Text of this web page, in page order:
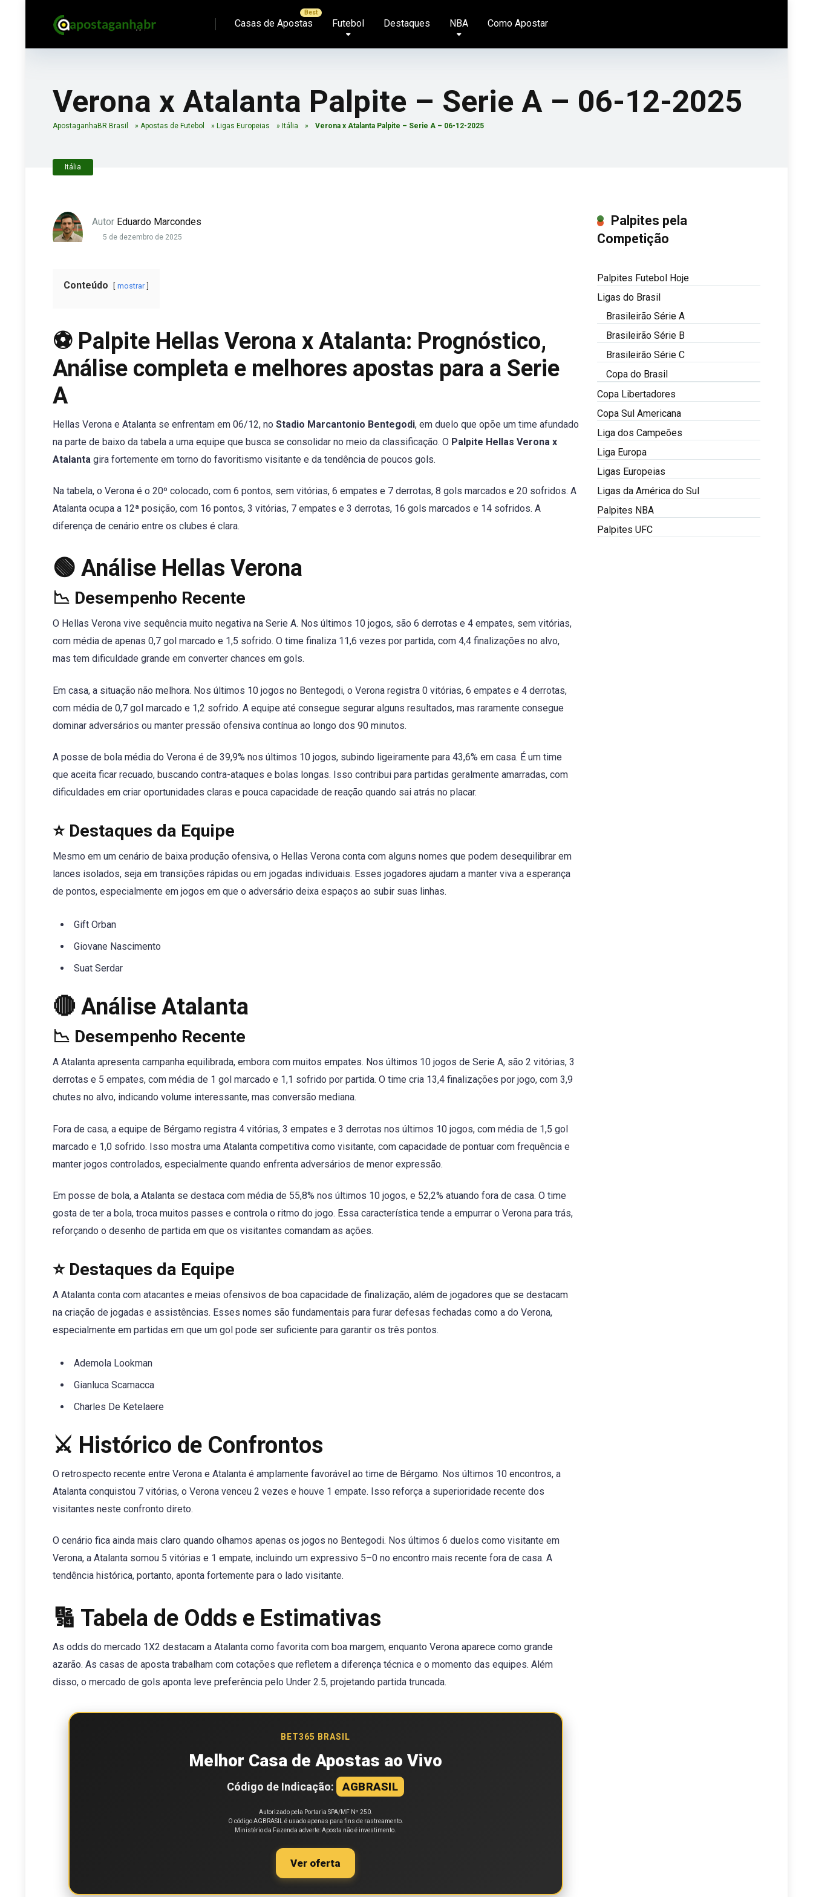
Casas de Apostas Futebol Destaques NBA Como Apostar
Verona x Atalanta Palpite – Serie A – 06-12-2025
ApostaganhaBR Brasil » Apostas de Futebol » Ligas Europeias » Itália » Verona x Atalanta Palpite – Serie A – 06-12-2025
Itália
Autor Eduardo Marcondes
5 de dezembro de 2025
Conteúdo mostrar
⚽ Palpite Hellas Verona x Atalanta: Prognóstico,
Análise completa e melhores apostas para a Serie
A
Hellas Verona e Atalanta se enfrentam em 06/12, no Stadio Marcantonio Bentegodi, em duelo que opõe um time afundado
na parte de baixo da tabela a uma equipe que busca se consolidar no meio da classificação. O Palpite Hellas Verona x
Atalanta gira fortemente em torno do favoritismo visitante e da tendência de poucos gols.
Na tabela, o Verona é o 20º colocado, com 6 pontos, sem vitórias, 6 empates e 7 derrotas, 8 gols marcados e 20 sofridos. A
Atalanta ocupa a 12ª posição, com 16 pontos, 3 vitórias, 7 empates e 3 derrotas, 16 gols marcados e 14 sofridos. A
diferença de cenário entre os clubes é clara.
🟢 Análise Hellas Verona
📉 Desempenho Recente
O Hellas Verona vive sequência muito negativa na Serie A. Nos últimos 10 jogos, são 6 derrotas e 4 empates, sem vitórias,
com média de apenas 0,7 gol marcado e 1,5 sofrido. O time finaliza 11,6 vezes por partida, com 4,4 finalizações no alvo,
mas tem dificuldade grande em converter chances em gols.
Em casa, a situação não melhora. Nos últimos 10 jogos no Bentegodi, o Verona registra 0 vitórias, 6 empates e 4 derrotas,
com média de 0,7 gol marcado e 1,2 sofrido. A equipe até consegue segurar alguns resultados, mas raramente consegue
dominar adversários ou manter pressão ofensiva contínua ao longo dos 90 minutos.
A posse de bola média do Verona é de 39,9% nos últimos 10 jogos, subindo ligeiramente para 43,6% em casa. É um time
que aceita ficar recuado, buscando contra-ataques e bolas longas. Isso contribui para partidas geralmente amarradas, com
dificuldades em criar oportunidades claras e pouca capacidade de reação quando sai atrás no placar.
⭐ Destaques da Equipe
Mesmo em um cenário de baixa produção ofensiva, o Hellas Verona conta com alguns nomes que podem desequilibrar em
lances isolados, seja em transições rápidas ou em jogadas individuais. Esses jogadores ajudam a manter viva a esperança
de pontos, especialmente em jogos em que o adversário deixa espaços ao subir suas linhas.
Gift Orban
Giovane Nascimento
Suat Serdar
🔴 Análise Atalanta
📉 Desempenho Recente
A Atalanta apresenta campanha equilibrada, embora com muitos empates. Nos últimos 10 jogos de Serie A, são 2 vitórias, 3
derrotas e 5 empates, com média de 1 gol marcado e 1,1 sofrido por partida. O time cria 13,4 finalizações por jogo, com 3,9
chutes no alvo, indicando volume interessante, mas conversão mediana.
Fora de casa, a equipe de Bérgamo registra 4 vitórias, 3 empates e 3 derrotas nos últimos 10 jogos, com média de 1,5 gol
marcado e 1,0 sofrido. Isso mostra uma Atalanta competitiva como visitante, com capacidade de pontuar com frequência e
manter jogos controlados, especialmente quando enfrenta adversários de menor expressão.
Em posse de bola, a Atalanta se destaca com média de 55,8% nos últimos 10 jogos, e 52,2% atuando fora de casa. O time
gosta de ter a bola, troca muitos passes e controla o ritmo do jogo. Essa característica tende a empurrar o Verona para trás,
reforçando o desenho de partida em que os visitantes comandam as ações.
⭐ Destaques da Equipe
A Atalanta conta com atacantes e meias ofensivos de boa capacidade de finalização, além de jogadores que se destacam
na criação de jogadas e assistências. Esses nomes são fundamentais para furar defesas fechadas como a do Verona,
especialmente em partidas em que um gol pode ser suficiente para garantir os três pontos.
Ademola Lookman
Gianluca Scamacca
Charles De Ketelaere
⚔️ Histórico de Confrontos
O retrospecto recente entre Verona e Atalanta é amplamente favorável ao time de Bérgamo. Nos últimos 10 encontros, a
Atalanta conquistou 7 vitórias, o Verona venceu 2 vezes e houve 1 empate. Isso reforça a superioridade recente dos
visitantes neste confronto direto.
O cenário fica ainda mais claro quando olhamos apenas os jogos no Bentegodi. Nos últimos 6 duelos como visitante em
Verona, a Atalanta somou 5 vitórias e 1 empate, incluindo um expressivo 5–0 no encontro mais recente fora de casa. A
tendência histórica, portanto, aponta fortemente para o lado visitante.
🔢 Tabela de Odds e Estimativas
As odds do mercado 1X2 destacam a Atalanta como favorita com boa margem, enquanto Verona aparece como grande
azarão. As casas de aposta trabalham com cotações que refletem a diferença técnica e o momento das equipes. Além
disso, o mercado de gols aponta leve preferência pelo Under 2.5, projetando partida truncada.
BET365 BRASIL
Melhor Casa de Apostas ao Vivo
Código de Indicação: AGBRASIL
Autorizado pela Portaria SPA/MF Nº 250.
O código AGBRASIL é usado apenas para fins de rastreamento.
Ministério da Fazenda adverte: Aposta não é investimento.
Ver oferta
Palpites pela
Competição
Palpites Futebol Hoje
Ligas do Brasil
Brasileirão Série A
Brasileirão Série B
Brasileirão Série C
Copa do Brasil
Copa Libertadores
Copa Sul Americana
Liga dos Campeões
Liga Europa
Ligas Europeias
Ligas da América do Sul
Palpites NBA
Palpites UFC